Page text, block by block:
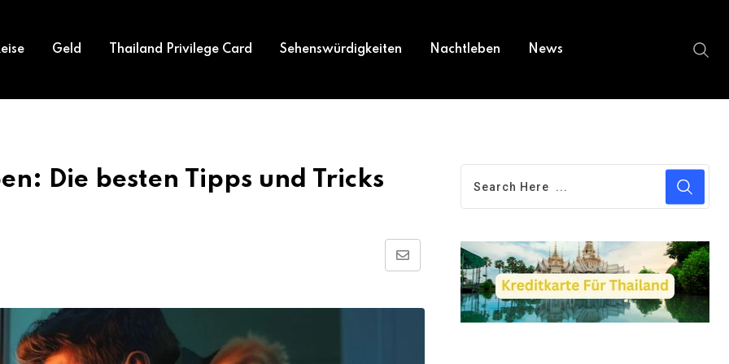
Geld Thailand Privilege Card Sehenswürdigkeiten Nachtleben News
Die besten Tipps und Tricks
Share
Email